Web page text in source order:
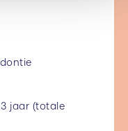
jaar (totale